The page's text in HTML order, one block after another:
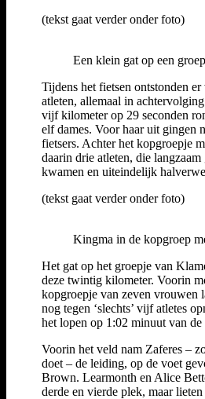
(tekst gaat verder onder foto)
Een klein gat op een
Tijdens het fietsen ontstonden
atleten, allemaal in
vijf kilometer op 29 seconden
elf dames. Voor haar uit gingen
fietsers. Achter het kopgroepje
daarin drie atleten, die
kwamen en uiteindelijk
(tekst gaat verder onder foto)
Kingma in de kopgroep
Het gat op het groepje van
deze twintig kilometer. Voorin
kopgroepje van zeven vrouwen
nog tegen ‘slechts’ vijf atletes
het lopen op 1:02 minuut van de
Voorin het veld nam Zaferes –
doet – de leiding, op de voet
Brown. Learmonth en Alice
derde en vierde plek, maar lieten